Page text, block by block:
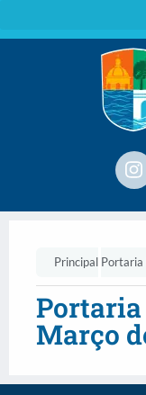
Principal Portaria
Portaria
Março